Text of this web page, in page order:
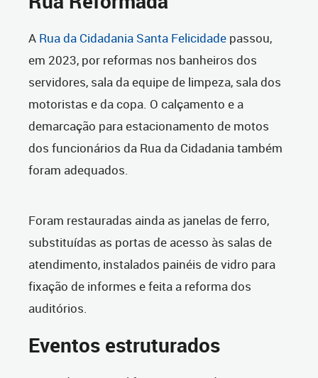
A Rua da Cidadania Santa Felicidade passou,
em 2023, por reformas nos banheiros dos
servidores, sala da equipe de limpeza, sala dos
motoristas e da copa. O calçamento e a
demarcação para estacionamento de motos
dos funcionários da Rua da Cidadania também
foram adequados.
Foram restauradas ainda as janelas de ferro,
substituídas as portas de acesso às salas de
atendimento, instalados painéis de vidro para
fixação de informes e feita a reforma dos
auditórios.
Eventos estruturados